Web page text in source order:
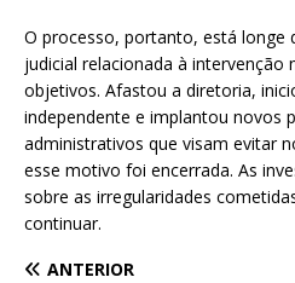
O processo, portanto, está longe
judicial relacionada à intervenção
objetivos. Afastou a diretoria,
independente e implantou novos
administrativos que visam evitar
esse motivo foi encerrada. As
sobre as irregularidades
continuar.
ANTERIOR